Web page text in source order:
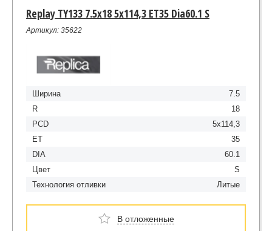
Replay TY133 7.5x18 5x114,3 ET35 Dia60.1 S
Артикул: 35622
Ширина
7.5
R
18
PCD
5x114,3
ET
35
DIA
60.1
Цвет
S
Технология отливки
Литые
В отложенные